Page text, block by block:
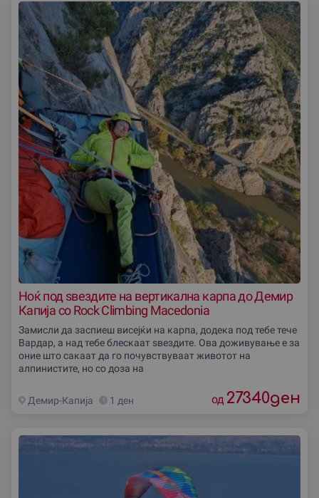
Ноќ под ѕвездите на вертикална карпа до Демир
Капија со Rock Climbing Macedonia
Замисли да заспиеш висејќи на карпа, додека под тебе тече
Вардар, а над тебе блескаат ѕвездите. Ова доживување е за
оние што сакаат да го почувствуваат животот на
алпинистите, но со доза на
Демир-Капиjа 1 ден од 27340ден